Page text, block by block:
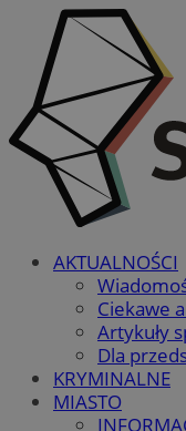
AKTUALNOŚCI
Ciekawe
Artykuły
Dla
KRYMINALNE
MIASTO